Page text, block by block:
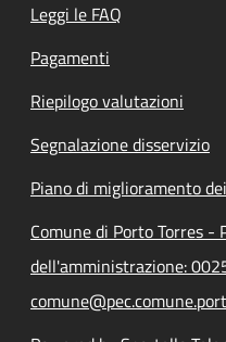
Leggi le FAQ
Pagamenti
Riepilogo valutazioni
Segnalazione disservizio
Piano di miglioramento
Comune di Porto Torres -
dell'amministrazione: